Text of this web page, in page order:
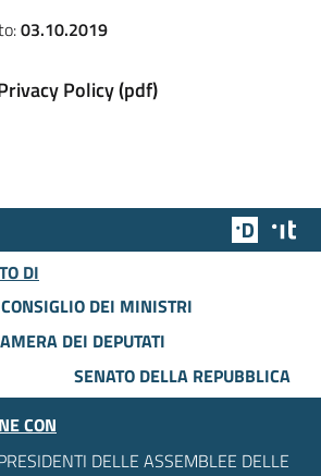
03.10.2019
Policy (pdf)
Team
DI
DEI MINISTRI
DEI DEPUTATI
SENATO DELLA REPUBBLICA
CON
DELLE ASSEMBLEE DELLE